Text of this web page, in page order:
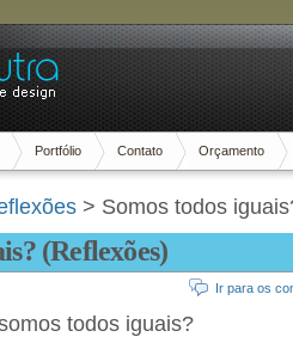
Portfólio Contato Orçamento
> Somos todos
(Reflexões)
Ir para os
todos iguais?